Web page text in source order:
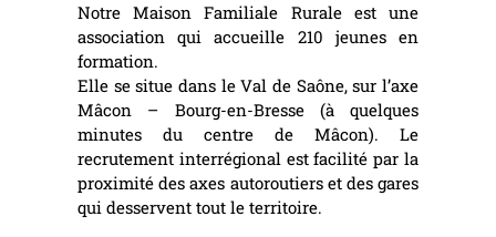
Notre Maison Familiale Rurale est une
association qui accueille 210 jeunes en
formation.
Elle se situe dans le Val de Saône, sur l’axe
Mâcon – Bourg-en-Bresse (à quelques
minutes du centre de Mâcon). Le
recrutement interrégional est facilité par la
proximité des axes autoroutiers et des gares
qui desservent tout le territoire.